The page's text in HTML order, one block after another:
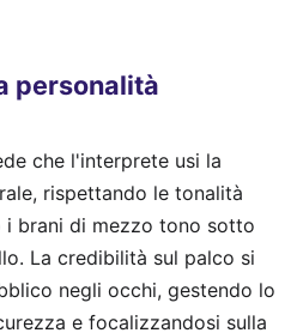
personalità
che l'interprete usi la
rispettando le tonalità
i brani di mezzo tono sotto
La credibilità sul palco si
negli occhi, gestendo lo
e focalizzandosi sulla